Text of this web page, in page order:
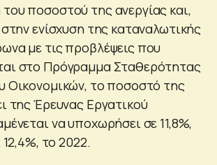
ποσοστού της ανεργίας και,
ενίσχυση της καταναλωτικής
με τις προβλέψεις που
στο Πρόγραμμα Σταθερότητας
Οικονομικών, το ποσοστό της
της Έρευνας Εργατικού
να υποχωρήσει σε 11,8%,
το 2022.